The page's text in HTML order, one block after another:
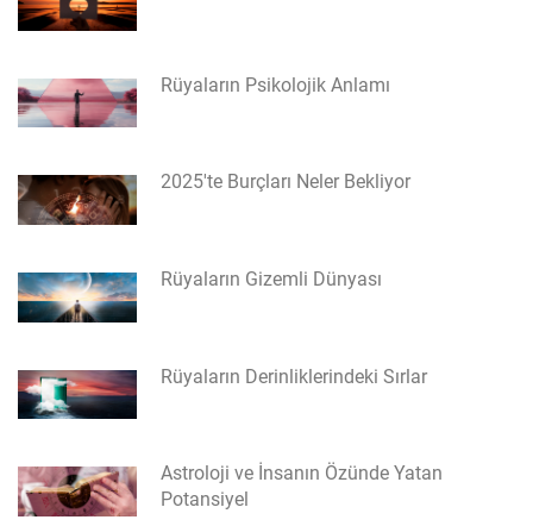
Rüyaların Psikolojik Anlamı
2025'te Burçları Neler Bekliyor
Rüyaların Gizemli Dünyası
Rüyaların Derinliklerindeki Sırlar
Astroloji ve İnsanın Özünde Yatan
Potansiyel